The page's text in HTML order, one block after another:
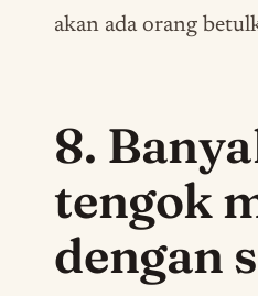
akan ada orang
8.
tengok
dengan